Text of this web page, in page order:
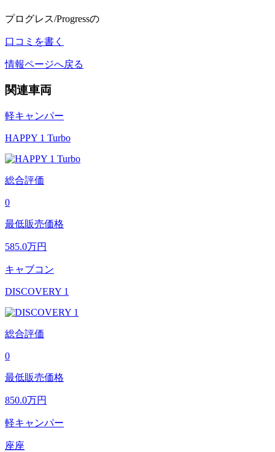
プログレス/Progressの
口コミを書く
情報ページへ戻る
関連車両
軽キャンパー
HAPPY 1 Turbo
総合評価
0
最低販売価格
585.0万円
キャブコン
DISCOVERY 1
総合評価
0
最低販売価格
850.0万円
軽キャンパー
座座